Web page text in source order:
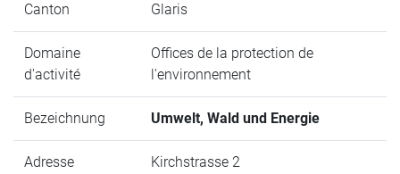
Canton Glaris
Domaine
d'activité
Offices de la protection de
l'environnement
Bezeichnung Umwelt, Wald und Energie
Adresse Kirchstrasse 2